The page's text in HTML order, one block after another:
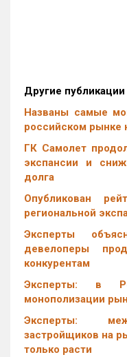
Другие
Названы самые
российском рынке
ГК Самолет
экспансии и
долга
Опубликован
региональной
Эксперты
девелоперы
конкурентам
Эксперты: в
монополизации
Эксперты:
застройщиков на
только расти